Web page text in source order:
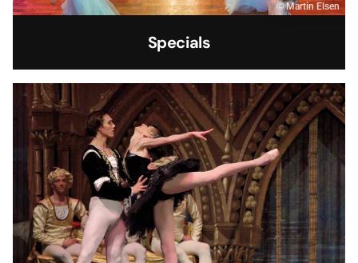
© Martin Elsen
Specials